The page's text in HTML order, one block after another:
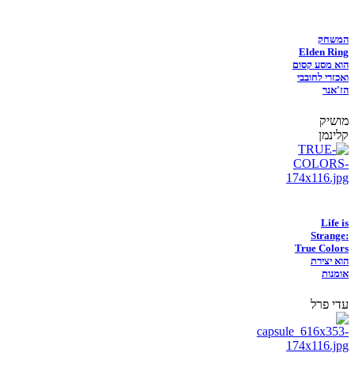
המשחק
Elden Ring
הוא מסע קסום
ואכזרי לחובבי
הז'אנר
מושיק
קלינמן
Life is
Strange:
True Colors
הוא יצירת
אומנות
עדי פרל